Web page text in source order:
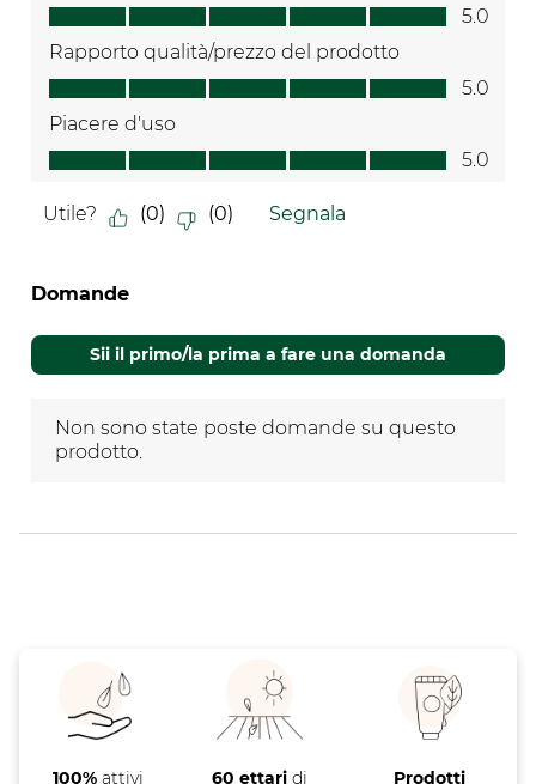
Efficacia, 5.0 su 5
5.0
Rapporto qualità/prezzo del prodotto
Rapporto qualità/prezzo del prodotto, 5.0 su 55.0
Piacere d'uso
Piacere d'uso, 5.0 su 5
5.0
Utile? (0) (0) Segnala
Non sono state poste domande su questo
Domande
Sii il primo/la prima a fare una domanda
Non sono state poste domande su questo
prodotto.
100%attivi
60 ettaridi
Prodotti